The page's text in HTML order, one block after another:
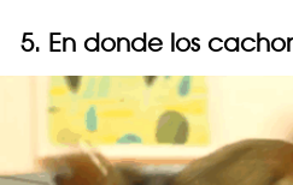
5. En donde los